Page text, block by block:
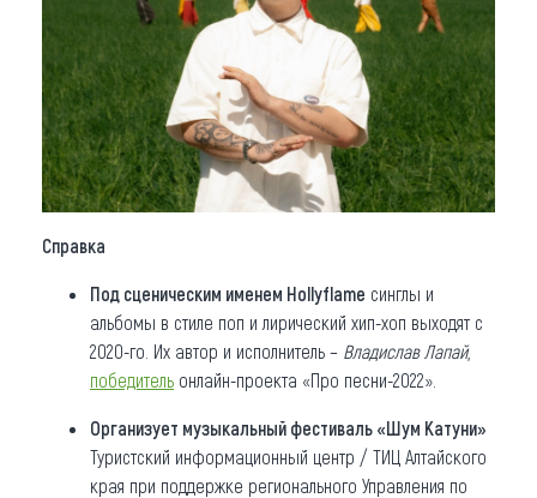
Справка
Под сценическим именем Hollyflame синглы и
альбомы в стиле поп и лирический хип-хоп выходят с
2020-го. Их автор и исполнитель – Владислав Лапай,
победитель онлайн-проекта «Про песни-2022».
Организует музыкальный фестиваль «Шум Катуни»
Туристский информационный центр / ТИЦ Алтайского
края при поддержке регионального Управления по